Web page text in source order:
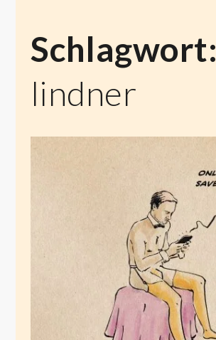
Schlagwort:
lindner
Lindners
Abwärtswerben
Dezember 22, 2024